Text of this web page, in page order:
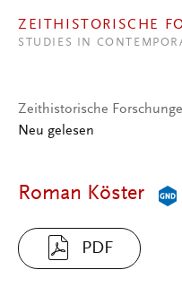
ZEITHISTORISCHE
STUDIES IN
Zeithistorische
Neu gelesen
Roman Köster
PDF